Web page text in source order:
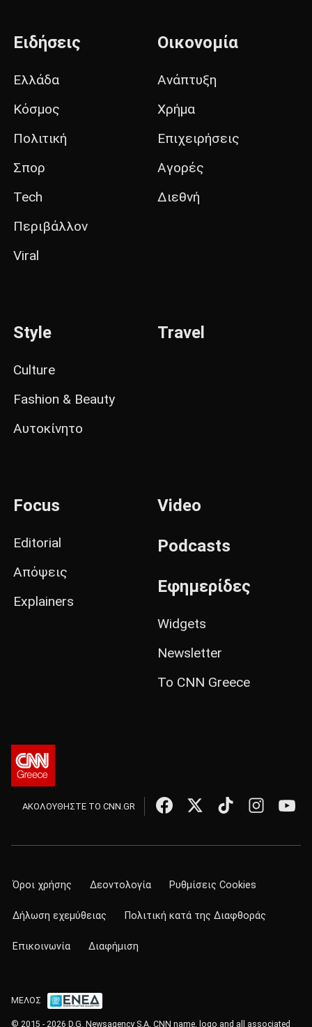
Ειδήσεις
Ελλάδα
Κόσμος
Πολιτική
Σπορ
Tech
Περιβάλλον
Viral
Οικονομία
Ανάπτυξη
Χρήμα
Επιχειρήσεις
Αγορές
Διεθνή
Style
Culture
Fashion & Beauty
Αυτοκίνητο
Travel
Focus
Editorial
Απόψεις
Explainers
Video
Podcasts
Εφημερίδες
Widgets
Newsletter
Το CNN Greece
ΑΚΟΛΟΥΘΗΣΤΕ ΤΟ CNN.GR
Όροι χρήσης Δεοντολογία Ρυθμίσεις Cookies
Δήλωση εχεμύθειας Πολιτική κατά της Διαφθοράς
Επικοινωνία Διαφήμιση
ΜΕΛΟΣ
© 2015 - 2026 D.G. Newsagency S.A. CNN name, logo and all associated